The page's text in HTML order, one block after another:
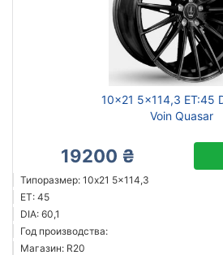
10x21 5x114,3 ET:45
Voin Quasar
19200 ₴
Типоразмер: 10x21 5x114,3
ET: 45
DIA: 60,1
Год производства:
Магазин: R20